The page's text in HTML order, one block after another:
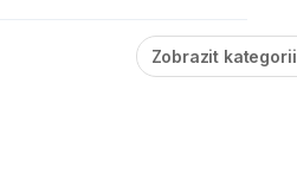
Zobrazit kategorii